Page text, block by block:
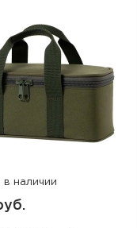
в наличии